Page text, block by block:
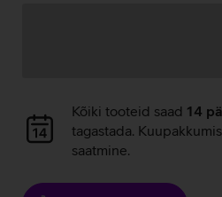
Andmete
laadimine
Kõiki tooteid saad 14
tagastada.
saatmine.